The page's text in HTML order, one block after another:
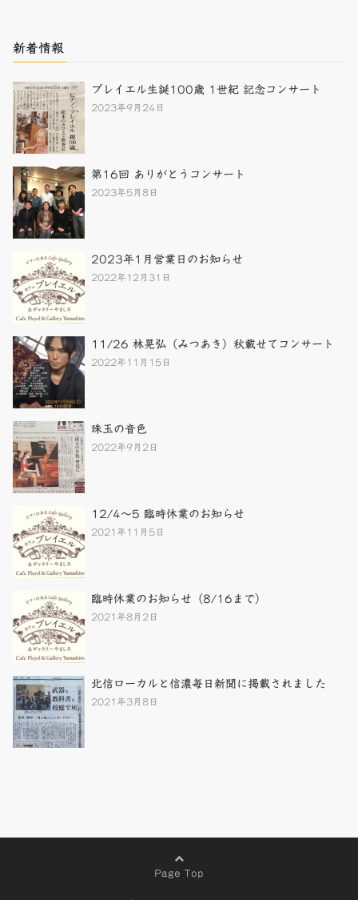
新着情報
プレイエル生誕100歳 1世紀 記念コンサート
2023年9月24日
第16回 ありがとうコンサート
2023年5月8日
2023年1月営業日のお知らせ
2022年12月31日
11/26 林晃弘（みつあき）秋載せてコンサート
2022年11月15日
珠玉の音色
2022年9月2日
12/4～5 臨時休業のお知らせ
2021年11月5日
臨時休業のお知らせ（8/16まで）
2021年8月2日
北信ローカルと信濃毎日新聞に掲載されました
2021年3月8日
Page Top